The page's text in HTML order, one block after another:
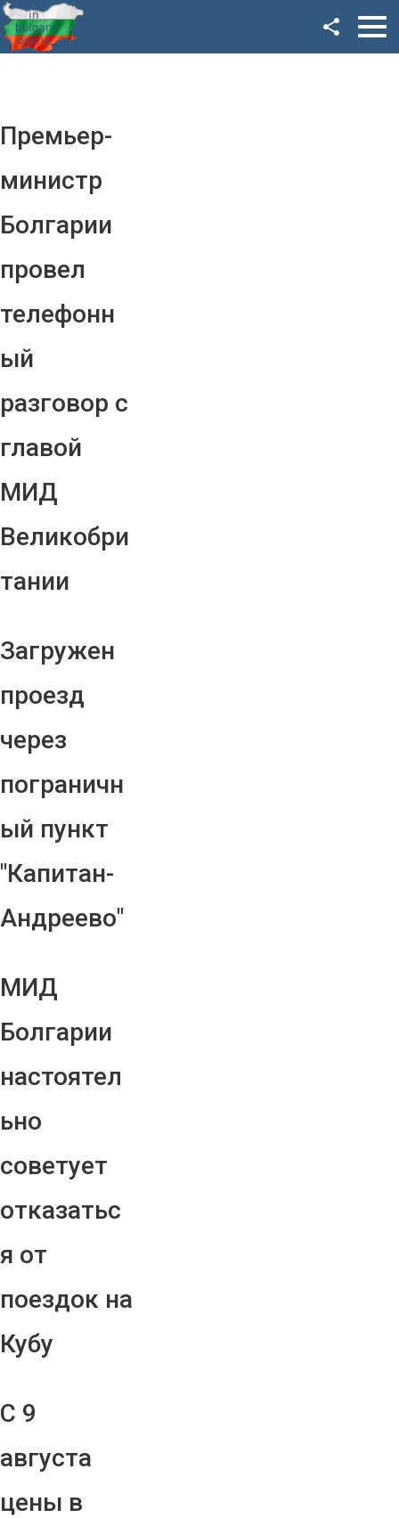
Премьер-
министр
Болгарии
провел
телефонн
ый
разговор с
главой
МИД
Великобри
тании
Загружен
проезд
через
пограничн
ый пункт
"Капитан-
Андреево"
МИД
Болгарии
настоятел
ьно
советует
отказатьс
я от
поездок на
Кубу
С 9
августа
цены в